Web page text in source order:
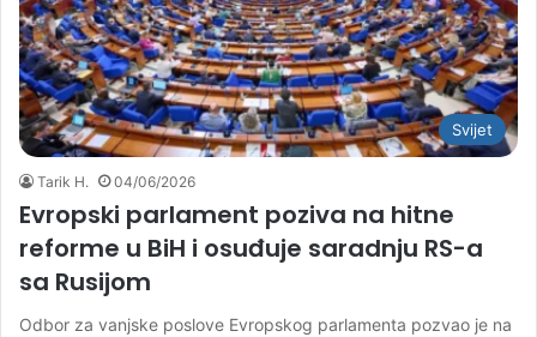
Svijet
Tarik H. 04/06/2026
Evropski parlament poziva na hitne
reforme u BiH i osuđuje saradnju RS-a
sa Rusijom
Odbor za vanjske poslove Evropskog parlamenta pozvao je na